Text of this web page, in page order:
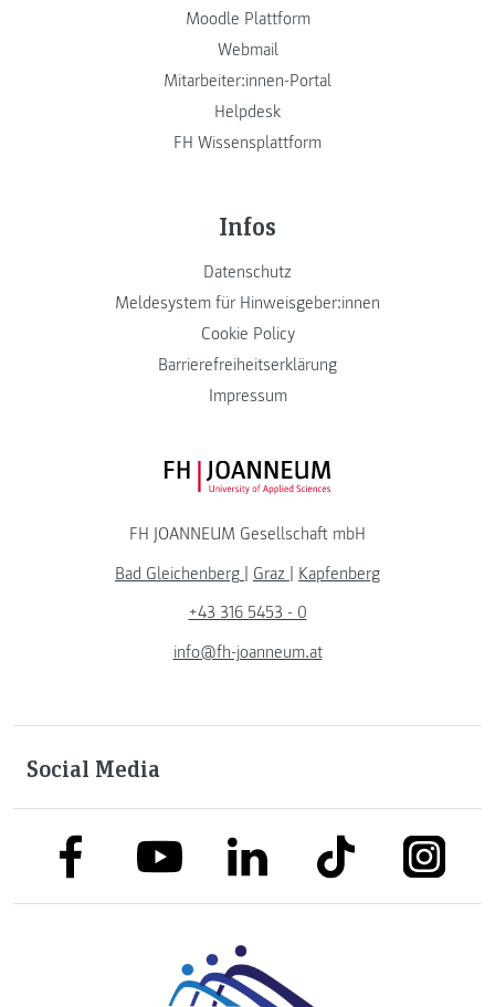
Moodle Plattform
Webmail
Mitarbeiter:innen-Portal
Helpdesk
FH Wissensplattform
Infos
Datenschutz
Meldesystem für Hinweisgeber:innen
Cookie Policy
Barrierefreiheitserklärung
Impressum
FH JOANNEUM Logo
FH JOANNEUM Gesellschaft mbH
Bad Gleichenberg | Graz | Kapfenberg
+43 316 5453 - 0
info@fh-joanneum.at
Social Media
link to facebooklink to youtubelink to linkedinlink to tiktok link to